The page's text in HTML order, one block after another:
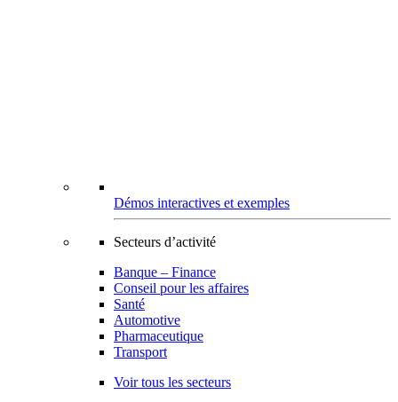
Démos interactives et exemples
Secteurs d’activité
Banque – Finance
Conseil pour les affaires
Santé
Automotive
Pharmaceutique
Transport
Voir tous les secteurs